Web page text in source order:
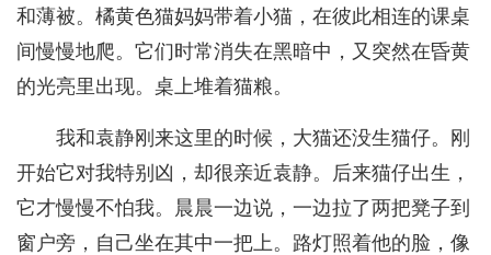
和薄被。橘黄色猫妈妈带着小猫，在彼此相连的课桌
间慢慢地爬。它们时常消失在黑暗中，又突然在昏黄
的光亮里出现。桌上堆着猫粮。
我和袁静刚来这里的时候，大猫还没生猫仔。刚
开始它对我特别凶，却很亲近袁静。后来猫仔出生，
它才慢慢不怕我。晨晨一边说，一边拉了两把凳子到
窗户旁，自己坐在其中一把上。路灯照着他的脸，像